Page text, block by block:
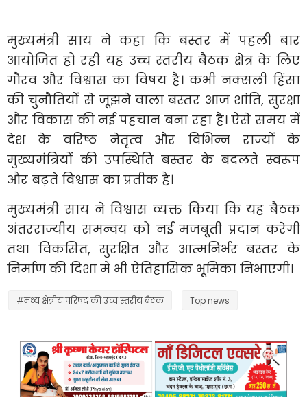
मुख्यमंत्री साय ने कहा कि बस्तर में पहली बार
आयोजित हो रही यह उच्च स्तरीय बैठक क्षेत्र के लिए
गौरव और विश्वास का विषय है। कभी नक्सली हिंसा
की चुनौतियों से जूझने वाला बस्तर आज शांति, सुरक्षा
और विकास की नई पहचान बना रहा है। ऐसे समय में
देश के वरिष्ठ नेतृत्व और विभिन्न राज्यों के
मुख्यमंत्रियों की उपस्थिति बस्तर के बदलते स्वरूप
और बढ़ते विश्वास का प्रतीक है।
मुख्यमंत्री साय ने विश्वास व्यक्त किया कि यह बैठक
अंतरराज्यीय समन्वय को नई मजबूती प्रदान करेगी
तथा विकसित, सुरक्षित और आत्मनिर्भर बस्तर के
निर्माण की दिशा में भी ऐतिहासिक भूमिका निभाएगी।
#मध्य क्षेत्रीय परिषद की उच्च स्तरीय बैठक Top news